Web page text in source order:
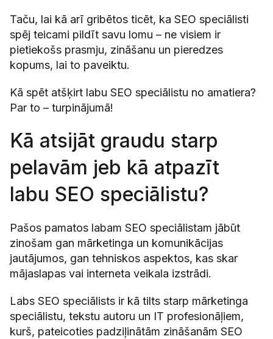
Taču, lai kā arī gribētos ticēt, ka SEO speciālisti
spēj teicami pildīt savu lomu – ne visiem ir
pietiekošs prasmju, zināšanu un pieredzes
kopums, lai to paveiktu.
Kā spēt atšķirt labu SEO speciālistu no amatiera?
Par to – turpinājumā!
Kā atsijāt graudu starp
pelavām jeb kā atpazīt
labu SEO speciālistu?
Pašos pamatos labam SEO speciālistam jābūt
zinošam gan mārketinga un komunikācijas
jautājumos, gan tehniskos aspektos, kas skar
mājaslapas vai interneta veikala izstrādi.
Labs SEO speciālists ir kā tilts starp mārketinga
speciālistu, tekstu autoru un IT profesionāļiem,
kurš, pateicoties padziļinātām zināšanām SEO